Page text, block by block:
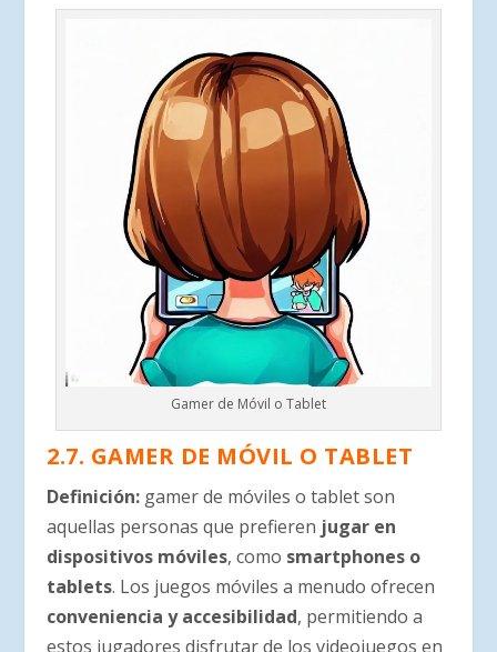
Gamer de Móvil o Tablet
2.7. GAMER DE MÓVIL O TABLET
Definición: gamer de móviles o tablet son
aquellas personas que prefieren jugar en
dispositivos móviles, como smartphones o
tablets. Los juegos móviles a menudo ofrecen
conveniencia y accesibilidad, permitiendo a
estos jugadores disfrutar de los videojuegos en